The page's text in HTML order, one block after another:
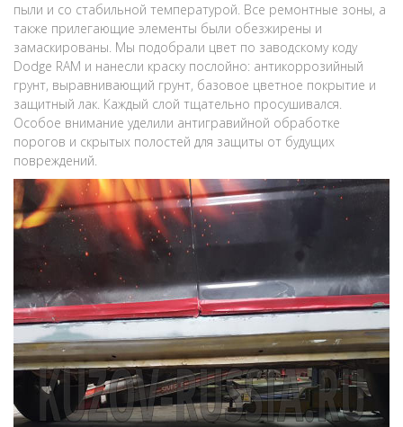
пыли и со стабильной температурой. Все ремонтные зоны, а
также прилегающие элементы были обезжирены и
замаскированы. Мы подобрали цвет по заводскому коду
Dodge RAM и нанесли краску послойно: антикоррозийный
грунт, выравнивающий грунт, базовое цветное покрытие и
защитный лак. Каждый слой тщательно просушивался.
Особое внимание уделили антигравийной обработке
порогов и скрытых полостей для защиты от будущих
повреждений.